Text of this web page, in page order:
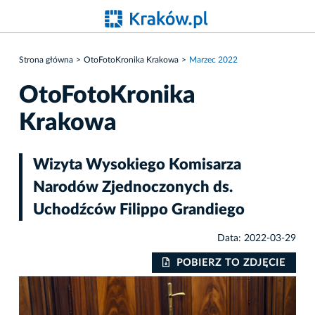
Strona główna OtoFotoKronika Krakowa Marzec 2022
OtoFotoKronika
Krakowa
Wizyta Wysokiego Komisarza
Narodów Zjednoczonych ds.
Uchodźców Filippo Grandiego
Data: 2022-03-29
POBIERZ TO ZDJĘCIE